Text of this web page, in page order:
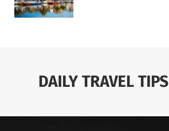
DAILY TRAVEL TIPS